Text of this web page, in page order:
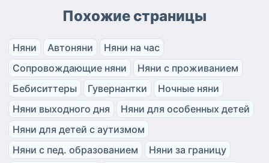
Похожие страницы
Няни Автоняни
Няни на час
Сопровождающие няни
Няни с проживанием
Бебиситтеры
Гувернантки
Ночные няни
Няни выходного дня
Няни для особенных детей
Няни для детей с аутизмом
Няни с пед. образованием
Няни за границу